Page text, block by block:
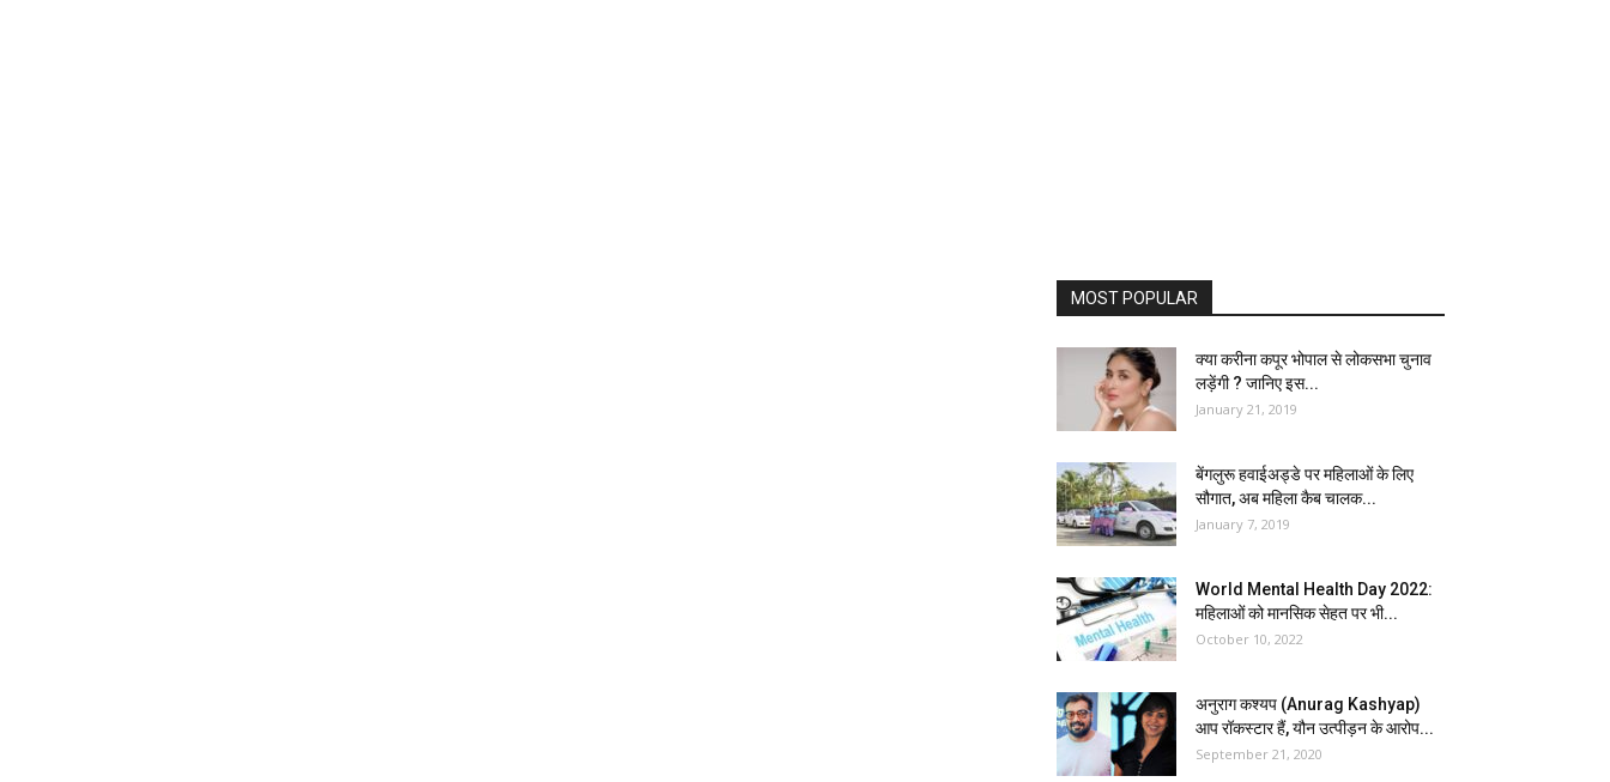
MOST POPULAR
क्या करीना कपूर भोपाल से लोकसभा चुनाव
लड़ेंगी ? जानिए इस...
January 21, 2019
बेंगलुरू हवाईअड्डे पर महिलाओं के लिए
सौगात, अब महिला कैब चालक...
January 7, 2019
World Mental Health Day 2022:
महिलाओं को मानसिक सेहत पर भी...
October 10, 2022
अनुराग कश्यप (Anurag Kashyap)
आप रॉकस्टार हैं, यौन उत्पीड़न के आरोप...
September 21, 2020